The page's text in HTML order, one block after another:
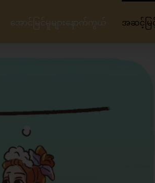
အောင်မြင်မှုများနောက်ကွယ် အဆင့်မ